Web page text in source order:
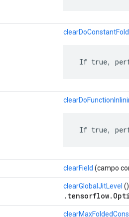
If true,
If true,
clearField (campo
clearGlobalJitLevel ()